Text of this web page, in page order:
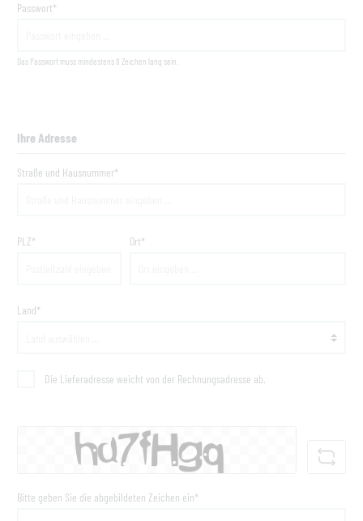
Passwort*
Das Passwort muss mindestens 8 Zeichen lang sein.
Ihre Adresse
Straße und Hausnummer*
PLZ* Ort*
Land*
Die Lieferadresse weicht von der Rechnungsadresse ab.
Bitte geben Sie die abgebildeten Zeichen ein*